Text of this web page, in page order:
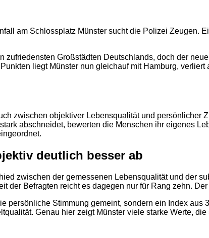
zufriedensten Großstädten Deutschlands, doch der
liegt Münster nun gleichauf mit Hamburg,
zwischen objektiver Lebensqualität und
abschneidet, bewerten die Menschen ihr eigenes
deutlich besser ab
zwischen der gemessenen Lebensqualität und der
der Befragten reicht es dagegen nur für Rang zehn.
persönliche Stimmung gemeint, sondern ein Index
Genau hier zeigt Münster viele starke Werte,